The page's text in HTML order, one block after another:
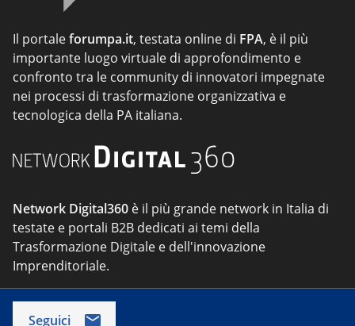
Il portaleforumpa.it, testata online di FPA, è il più
importante luogo virtuale di approfondimento e
confronto tra le community di innovatori impegnate
nei processi di trasformazione organizzativa e
tecnologica della PA italiana.
Network Digital360 è il più grande network in Italia di
testate e portali B2B dedicati ai temi della
Trasformazione Digitale e dell'innovazione
Imprenditoriale.
Seguici